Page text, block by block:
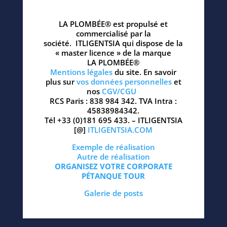
LA PLOMBÉE® est propulsé et
commercialisé par la
société. ITLIGENTSIA qui dispose de la
« master licence » de la marque
LA PLOMBÉE®
Mentions légales du site. En savoir
plus survos données personnelleset
nos CGV/CGU
RCS Paris : 838 984 342. TVA Intra :
45838984342.
Tél +33 (0)181 695 433. – ITLIGENTSIA
[@] ITLIGENTSIA.COM
Exemple de réalisation
Autre de réalisation
ORGANISEZ VOTRE CORPORATE
PÉTANQUE TOUR
Galerie de posts